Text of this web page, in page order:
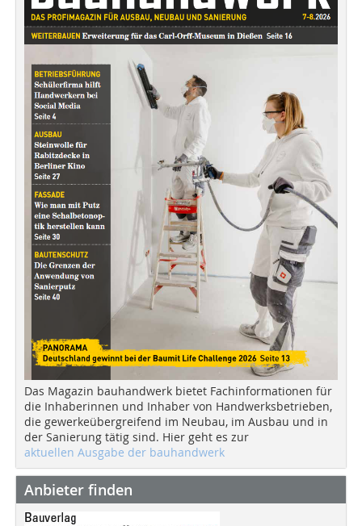
Das Magazin bauhandwerk bietet Fachinformationen für
die Inhaberinnen und Inhaber von Handwerksbetrieben,
die gewerkeübergreifend im Neubau, im Ausbau und in
der Sanierung tätig sind. Hier geht es zur
aktuellen Ausgabe der bauhandwerk
Anbieter finden